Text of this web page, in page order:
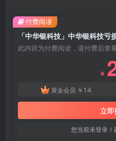
此内容为付费阅读，请付费后查
￥
黄金会员 ￥ 14
立
您当前未登录
付费阅读